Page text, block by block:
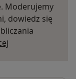
Moderujemy
dowiedz się